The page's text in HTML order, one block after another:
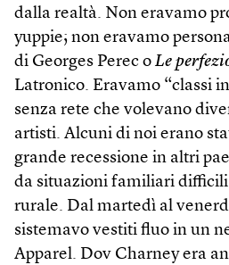
dalla realtà. Non eravamo
yuppie; non eravamo
di Georges Perec o Le
Latronico. Eravamo “classi
senza rete che volevano
artisti. Alcuni di noi erano
grande recessione in altri
da situazioni familiari
rurale. Dal martedì al
sistemavo vestiti fluo in un
Apparel. Dov Charney era